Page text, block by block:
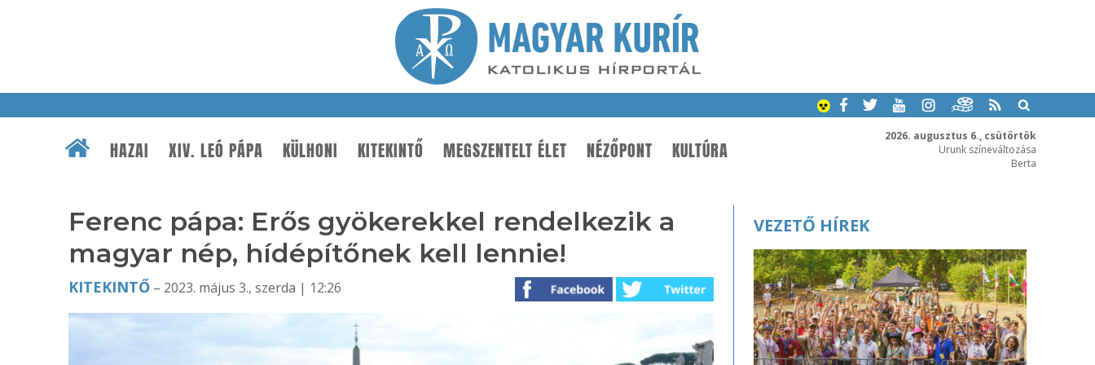
2026. augusztus 6., csütörtök
Urunk színeváltozása
Berta
HAZAI XIV. LEÓ PÁPA KÜLHONI KITEKINTŐ MEGSZENTELT ÉLET NÉZŐPONT KULTÚRA
Ferenc pápa: Erős gyökerekkel rendelkezik a
magyar nép, hídépítőnek kell lennie!
KITEKINTŐ – 2023. május 3., szerda | 12:26
VEZETŐ HÍREK